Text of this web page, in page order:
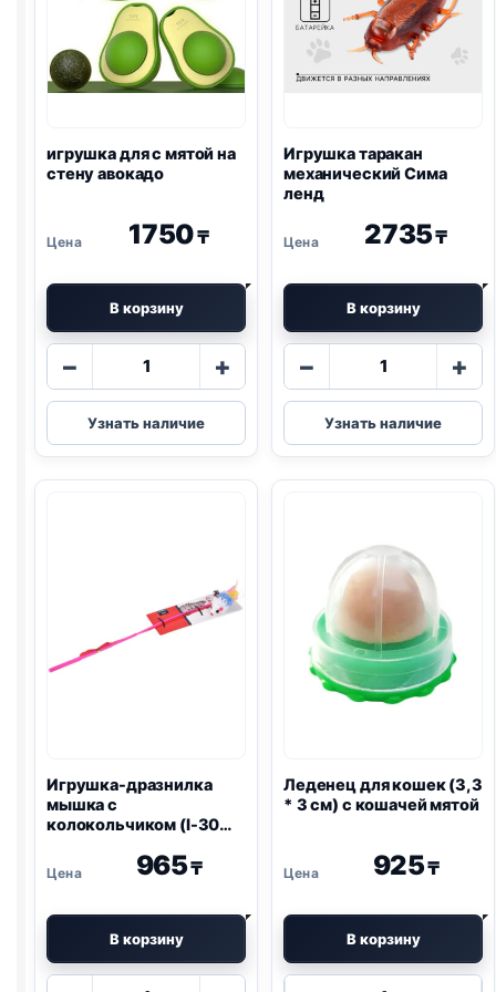
игрушка для с мятой на
стену авокадо
1750₸
В корзину
−
Количество
игрушка
для
с
мятой
+
Узнать наличие
Игрушка таракан
механический Сима
ленд
2735₸
В корзину
−
Количество
Игрушка
таракан
Сима
+
Узнать наличие
Игрушка-дразнилка
мышка с
колокольчиком (I-30
965₸
В корзину
Количество
Леденец для кошек (3,3
* 3 см) с кошачей мятой
925₸
В корзину
Количество